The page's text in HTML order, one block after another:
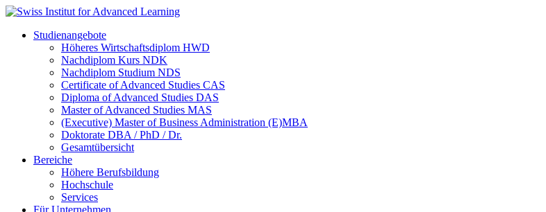
Studienangebote
Höheres Wirtschaftsdiplom HWD
Nachdiplom Kurs NDK
Nachdiplom Studium NDS
Certificate of Advanced Studies CAS
Diploma of Advanced Studies DAS
Master of Advanced Studies MAS
(Executive) Master of Business Administration (E)MBA
Doktorate DBA / PhD / Dr.
Gesamtübersicht
Bereiche
Höhere Berufsbildung
Hochschule
Services
Für Unternehmen